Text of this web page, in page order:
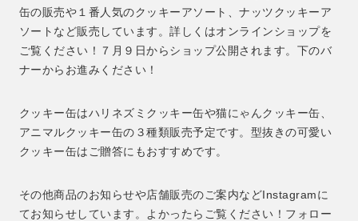
缶の販売や１番人気のクッキーアソート、ナッツクッキーア
ソートなど販売しています。詳しくはオンラインショップを
ご覧ください！７月９日からショップ公開されます。下のバ
ナーからお進みください！
クッキー缶はハリネズミクッキー缶や猫にゃんクッキー缶、
アニマルクッキー缶の３種類販売予定です。型抜きの可愛い
クッキー缶はご贈答にもおすすめです。
その他商品のお知らせや店舗販売のご案内などInstagramに
てお知らせしています。よかったらご覧ください！フォロー